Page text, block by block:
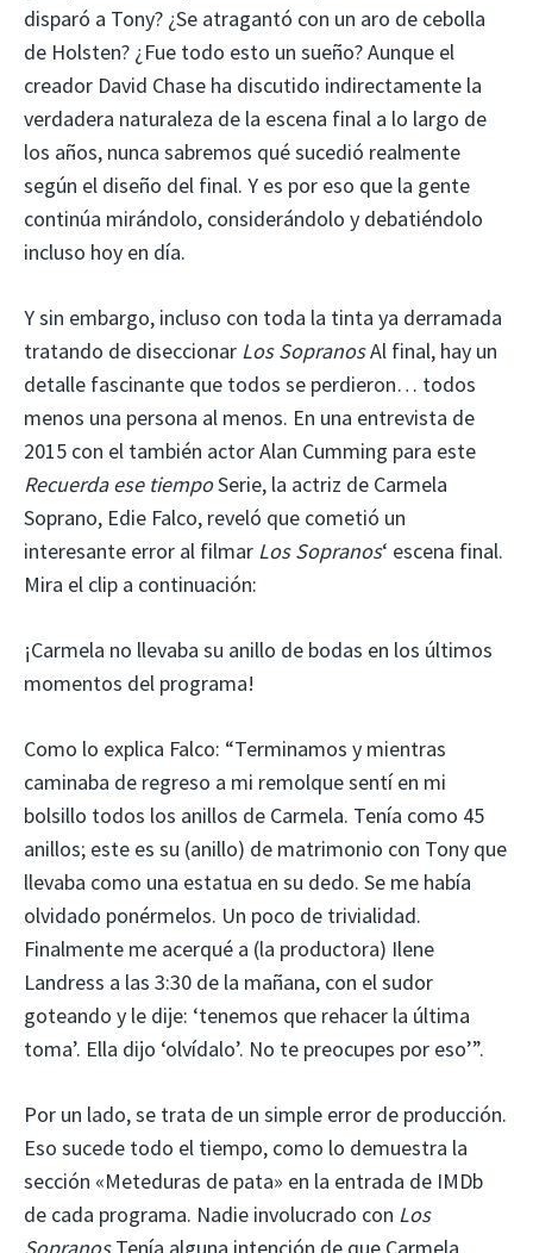
disparó a Tony? ¿Se atragantó con un aro de cebolla
de Holsten? ¿Fue todo esto un sueño? Aunque el
creador David Chase ha discutido indirectamente la
verdadera naturaleza de la escena final a lo largo de
los años, nunca sabremos qué sucedió realmente
según el diseño del final. Y es por eso que la gente
continúa mirándolo, considerándolo y debatiéndolo
incluso hoy en día.
Y sin embargo, incluso con toda la tinta ya derramada
tratando de diseccionar Los SopranosAl final, hay un
detalle fascinante que todos se perdieron… todos
menos una persona al menos. En una entrevista de
2015 con el también actor Alan Cumming para este
Recuerda ese tiempoSerie, la actriz de Carmela
Soprano, Edie Falco, reveló que cometió un
interesante error al filmar Los Sopranos‘ escena final.
Mira el clip a continuación:
¡Carmela no llevaba su anillo de bodas en los últimos
momentos del programa!
Como lo explica Falco: “Terminamos y mientras
caminaba de regreso a mi remolque sentí en mi
bolsillo todos los anillos de Carmela. Tenía como 45
anillos; este es su (anillo) de matrimonio con Tony que
llevaba como una estatua en su dedo. Se me había
olvidado ponérmelos. Un poco de trivialidad.
Finalmente me acerqué a (la productora) Ilene
Landress a las 3:30 de la mañana, con el sudor
goteando y le dije: ‘tenemos que rehacer la última
toma’. Ella dijo ‘olvídalo’. No te preocupes por eso’”.
Por un lado, se trata de un simple error de producción.
Eso sucede todo el tiempo, como lo demuestra la
sección «Meteduras de pata» en la entrada de IMDb
de cada programa. Nadie involucrado con Los
SopranosTenía alguna intención de que Carmela